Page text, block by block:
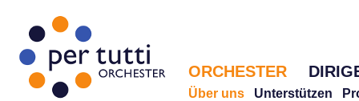
ORCHESTER
Über uns Unterstützen